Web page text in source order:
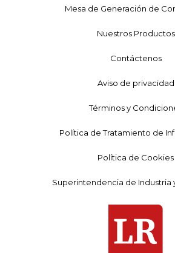
Mesa de Generación de
Nuestros Productos
Contáctenos
Aviso de privacidad
Términos y
Política de Tratamiento de
Política de Cookies
Superintendencia de Industria